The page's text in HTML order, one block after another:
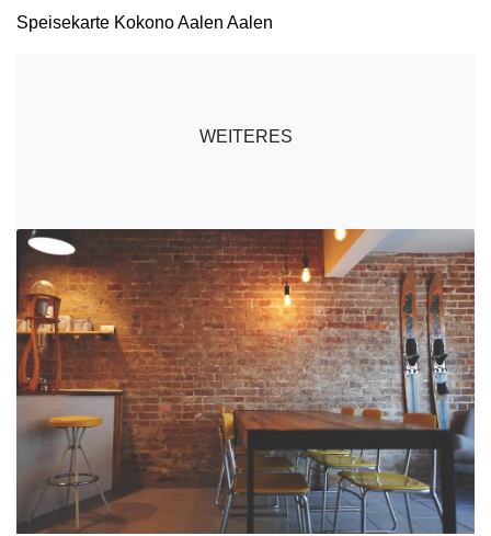
Speisekarte Kokono Aalen Aalen
WEITERES